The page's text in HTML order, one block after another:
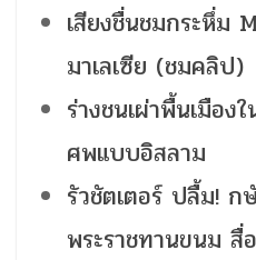
เสียงชื่นชมกระหึ่ม
มาเลเซีย (ชมคลิป)
ร่างชนเผ่าพื้นเมือง
ศพแบบอิสลาม
รัวชัตเตอร์ ปลื้ม! ก
พระราชทานขนม สื่